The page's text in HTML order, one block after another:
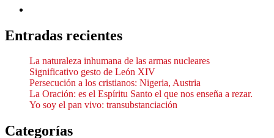
Entradas recientes
La naturaleza inhumana de las armas nucleares
Significativo gesto de León XIV
Persecución a los cristianos: Nigeria, Austria
La Oración: es el Espíritu Santo el que nos enseña a rezar.
Yo soy el pan vivo: transubstanciación
Categorías